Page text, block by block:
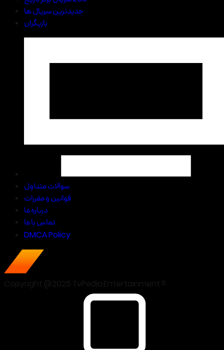
جدیدترین سریال ها
بازیگران
سوالات متداول
قوانین و مقررات
درباره ما
تماس با ما
DMCA Policy